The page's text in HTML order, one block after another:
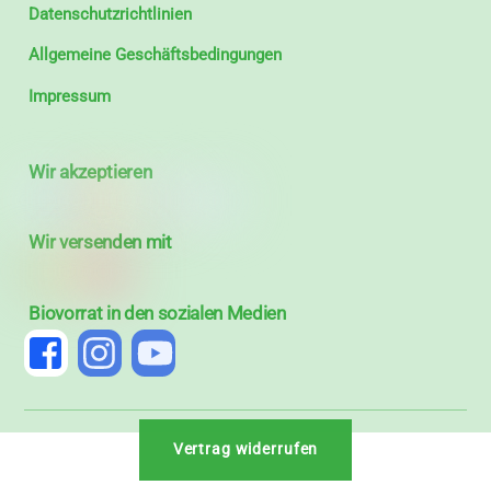
Datenschutzrichtlinien
Allgemeine Geschäftsbedingungen
Impressum
Wir akzeptieren
Wir versenden mit
Biovorrat in den sozialen Medien
Vertrag widerrufen